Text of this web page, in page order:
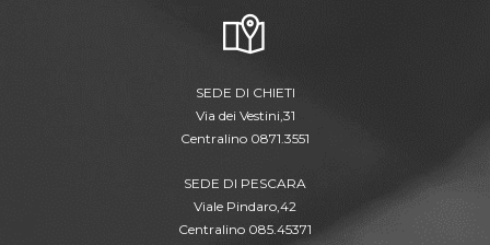
SEDE DI CHIETI
Via dei Vestini,31
Centralino 0871.3551
SEDE DI PESCARA
Viale Pindaro,42
Centralino 085.45371